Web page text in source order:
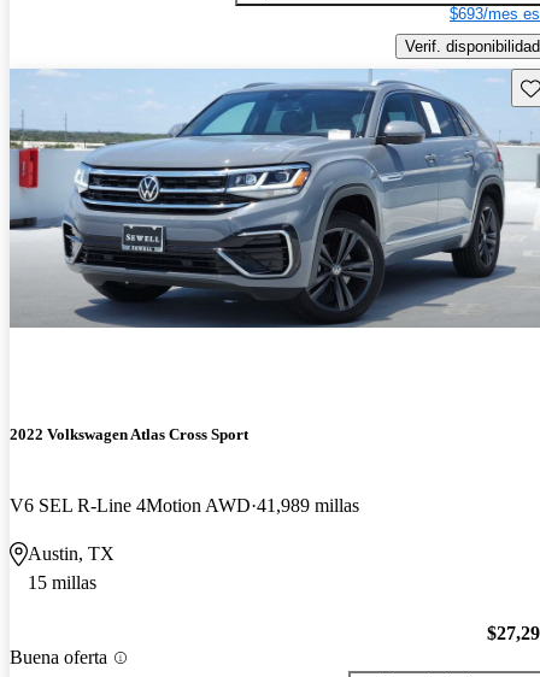
$693/mes
Verif. disponibilidad
2022 Volkswagen Atlas Cross Sport
V6 SEL R-Line 4Motion AWD 41,989 millas
Austin, TX
15 millas
Buena oferta